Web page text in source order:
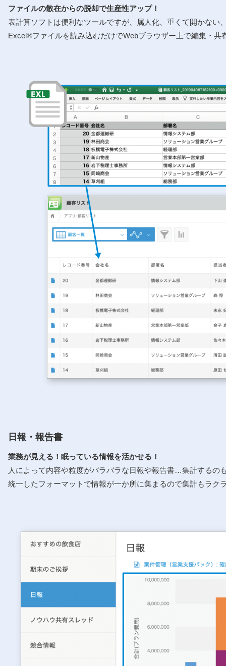
ファイルの散在からの脱却で⽣産性アップ！
表計算ソフトは便利なツールですが、属⼈化、重くて開かな
Excel®ファイルを読み込むだけでWebブラウザー上で編集・共
⽇報・報告書
業務が⾒える！眠っている情報を活かせる！
⼈によって内容や粒度がバラバラな⽇報や報告書…集計する
統⼀したフォーマットで情報が⼀か所に集まるので集計もラク